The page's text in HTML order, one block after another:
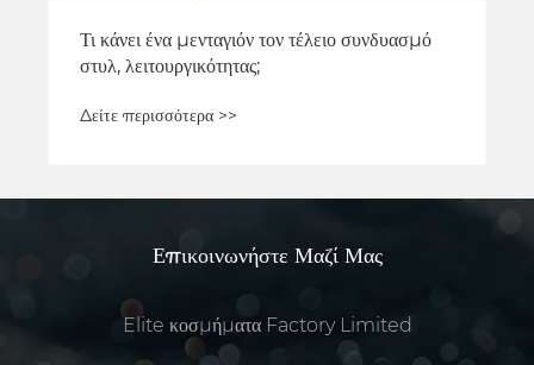
Τι κάνει ένα μενταγιόν τον τέλειο συνδυασμό
στυλ, λειτουργικότητας;
Δείτε περισσότερα >>
Επικοινωνήστε Μαζί Μας
Elite κοσμήματα Factory Limited